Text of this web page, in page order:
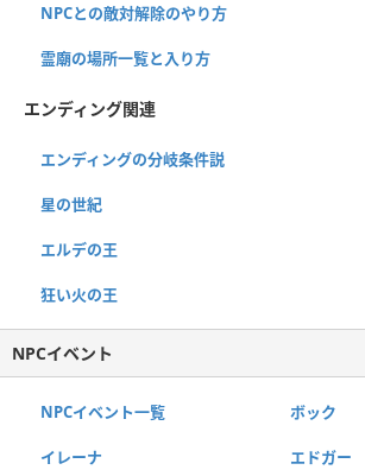
NPCとの敵対解除のやり方
霊廟の場所一覧と入り方
エンディング関連
エンディングの分岐条件説
星の世紀
エルデの王
狂い火の王
NPCイベント
NPCイベント一覧 ボック
イレーナ エドガー